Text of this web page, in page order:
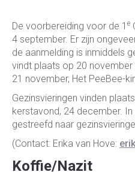
De voorbereiding voor de 1 e
4 september. Er zijn
de aanmelding is inmiddels
vindt plaats op 20
21 november, Het PeeBee-
Gezinsvieringen vinden
kerstavond, 24 december.
gestreefd naar
(Contact: Erika van Hove:
Koffie/Nazit